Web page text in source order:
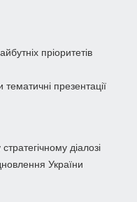
пріоритетів
презентації
діалозі
України